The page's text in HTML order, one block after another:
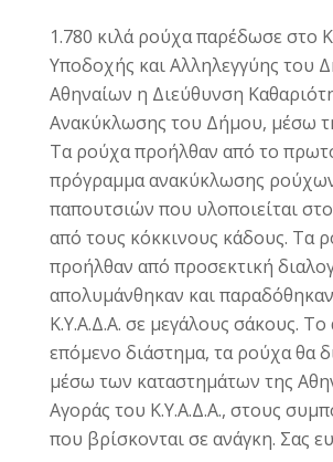
1.780 κιλά ρούχα παρέδωσε στο
Υποδοχής και Αλληλεγγύης του
Αθηναίων η Διεύθυνση
Ανακύκλωσης του Δήμου, μέσω
Τα ρούχα προήλθαν από το
πρόγραμμα ανακύκλωσης
παπουτσιών που υλοποιείται
από τους κόκκινους κάδους. Τα
προήλθαν από προσεκτική
απολυμάνθηκαν και
Κ.Υ.Α.Δ.Α. σε μεγάλους σάκους.
επόμενο διάστημα, τα ρούχα θα
μέσω των καταστημάτων της
Αγοράς του Κ.Υ.Α.Δ.Α., στους
που βρίσκονται σε ανάγκη. Σας